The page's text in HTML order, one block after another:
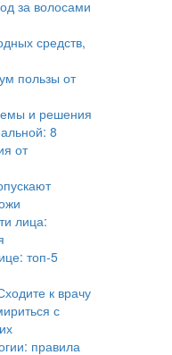
за волосами
средств,
пользы от
и решения
8
от
лица:
топ-5
к врачу
с
правила